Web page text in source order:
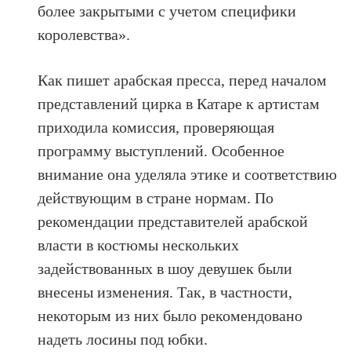
более закрытыми с учетом специфики
королевства».
Как пишет арабская пресса, перед началом
представлений цирка в Катаре к артистам
приходила комиссия, проверяющая
программу выступлений. Особенное
внимание она уделяла этике и соответствию
действующим в стране нормам. По
рекомендации представителей арабской
власти в костюмы нескольких
задействованных в шоу девушек были
внесены изменения. Так, в частности,
некоторым из них было рекомендовано
надеть лосины под юбки.